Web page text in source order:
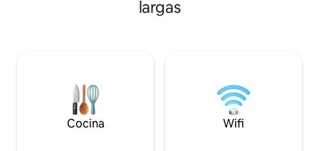
largas
Cocina Wifi